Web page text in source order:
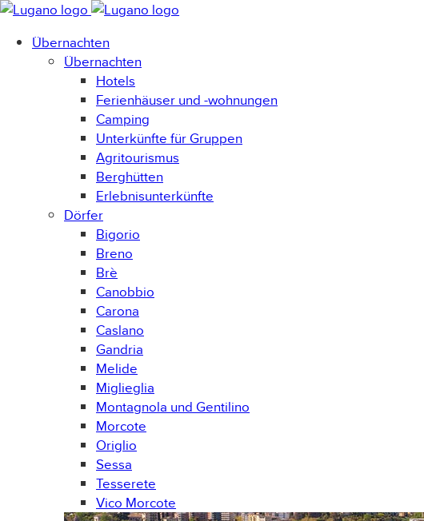
Übernachten
Übernachten
Hotels
Ferienhäuser und -wohnungen
Camping
Unterkünfte für Gruppen
Agritourismus
Berghütten
Erlebnisunterkünfte
Dörfer
Bigorio
Breno
Brè
Canobbio
Carona
Caslano
Gandria
Melide
Miglieglia
Montagnola und Gentilino
Morcote
Origlio
Sessa
Tesserete
Vico Morcote